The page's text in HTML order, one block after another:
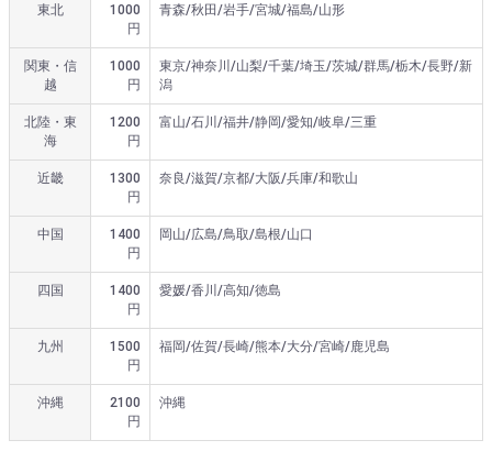
東北
1000
円
青森/秋田/岩手/宮城/福島/山形
関東・信
越
1000
円
東京/神奈川/山梨/千葉/埼玉/茨城/群馬/栃木/長野/新
潟
北陸・東
海
1200
円
富山/石川/福井/静岡/愛知/岐阜/三重
近畿
1300
円
奈良/滋賀/京都/大阪/兵庫/和歌山
中国
1400
円
岡山/広島/鳥取/島根/山口
四国
1400
円
愛媛/香川/高知/徳島
九州
1500
円
福岡/佐賀/長崎/熊本/大分/宮崎/鹿児島
沖縄
2100
円
沖縄